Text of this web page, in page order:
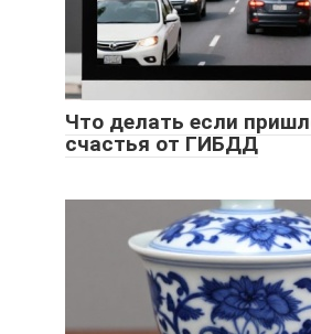
Что делать если
счастья от ГИБДД